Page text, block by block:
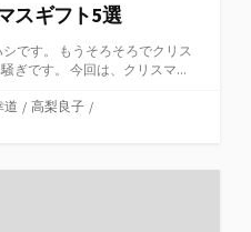
スギフト5選
です。 もうそろそろでクリス
ぎです。 今回は、クリスマ...
道 / 高梨良子 /